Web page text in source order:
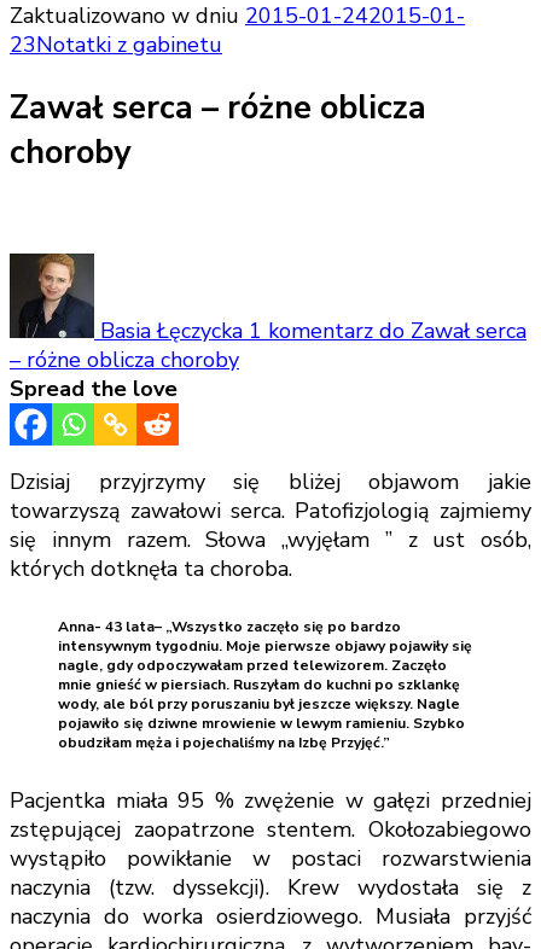
Zaktualizowano w dniu 2015-01-242015-01-
23Notatki z gabinetu
Zawał serca – różne oblicza
choroby
Basia Łęczycka 1 komentarz do Zawał serca
– różne oblicza choroby
Spread the love
Dzisiaj przyjrzymy się bliżej objawom jakie
towarzyszą zawałowi serca. Patofizjologią zajmiemy
się innym razem. Słowa „wyjęłam ” z ust osób,
których dotknęła ta choroba.
Anna- 43 lata– „Wszystko zaczęło się po bardzo
intensywnym tygodniu. Moje pierwsze objawy pojawiły się
nagle, gdy odpoczywałam przed telewizorem. Zaczęło
mnie gnieść w piersiach. Ruszyłam do kuchni po szklankę
wody, ale ból przy poruszaniu był jeszcze większy. Nagle
pojawiło się dziwne mrowienie w lewym ramieniu. Szybko
obudziłam męża i pojechaliśmy na Izbę Przyjęć.”
Pacjentka miała 95 % zwężenie w gałęzi przedniej
zstępującej zaopatrzone stentem. Okołozabiegowo
wystąpiło powikłanie w postaci rozwarstwienia
naczynia (tzw. dyssekcji). Krew wydostała się z
naczynia do worka osierdziowego. Musiała przyjść